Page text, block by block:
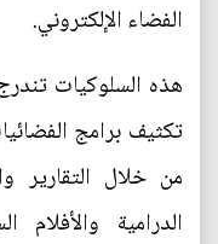
الفضاء الإلكتروني.
هذه السلوكيات
تكثيف برامج
من خلال التقارير
الدرامية والأفلام